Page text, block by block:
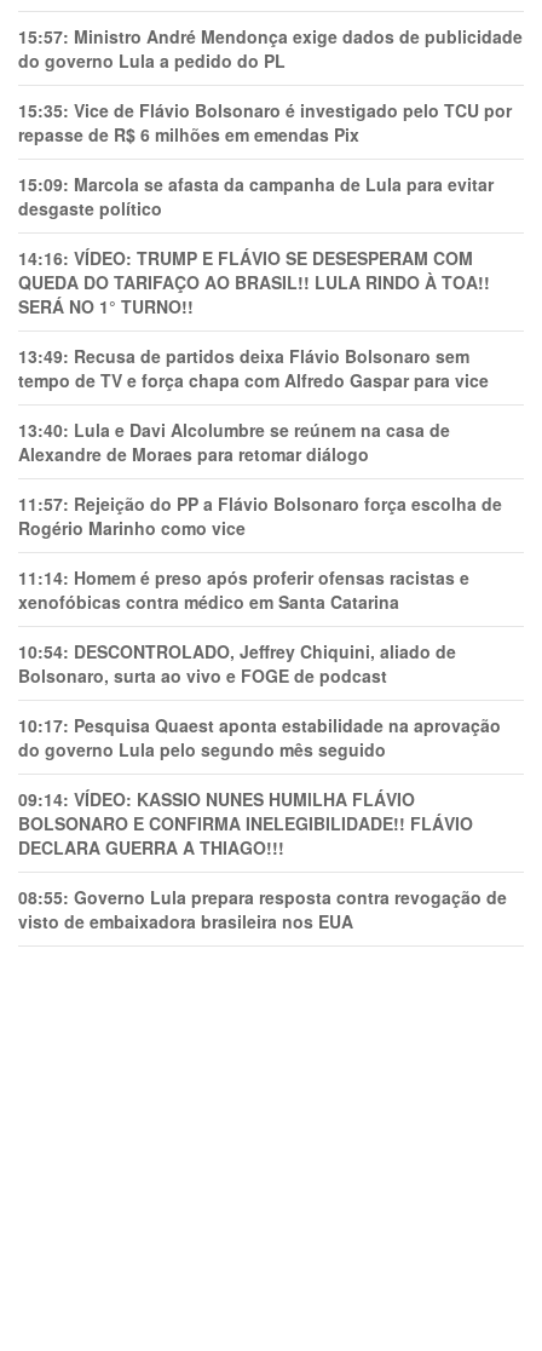
15:57: Ministro André Mendonça exige dados de publicidade
do governo Lula a pedido do PL
15:35: Vice de Flávio Bolsonaro é investigado pelo TCU por
repasse de R$ 6 milhões em emendas Pix
15:09: Marcola se afasta da campanha de Lula para evitar
desgaste político
14:16: VÍDEO: TRUMP E FLÁVIO SE DESESPERAM COM
QUEDA DO TARIFAÇO AO BRASIL!! LULA RINDO À TOA!!
SERÁ NO 1° TURNO!!
13:49: Recusa de partidos deixa Flávio Bolsonaro sem
tempo de TV e força chapa com Alfredo Gaspar para vice
13:40: Lula e Davi Alcolumbre se reúnem na casa de
Alexandre de Moraes para retomar diálogo
11:57: Rejeição do PP a Flávio Bolsonaro força escolha de
Rogério Marinho como vice
11:14: Homem é preso após proferir ofensas racistas e
xenofóbicas contra médico em Santa Catarina
10:54: DESCONTROLADO, Jeffrey Chiquini, aliado de
Bolsonaro, surta ao vivo e FOGE de podcast
10:17: Pesquisa Quaest aponta estabilidade na aprovação
do governo Lula pelo segundo mês seguido
09:14: VÍDEO: KASSIO NUNES HUMlLHA FLÁVIO
BOLSONARO E CONFIRMA INELEGIBILIDADE!! FLÁVIO
DECLARA GUERRA A THIAGO!!!
08:55: Governo Lula prepara resposta contra revogação de
visto de embaixadora brasileira nos EUA